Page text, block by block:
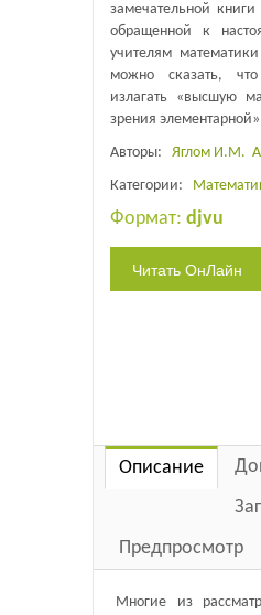
замечательной
обращенной к
учителям
можно сказать,
излагать «высшую
зрения
Авторы: Яглом И.М.
Категории:
Формат: djvu
Описание
Предпросмотр
Многие из